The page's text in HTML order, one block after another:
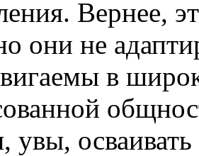
Вернее,
они не
в
увы,